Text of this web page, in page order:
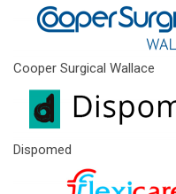
Cooper Surgical Wallace
Dispomed